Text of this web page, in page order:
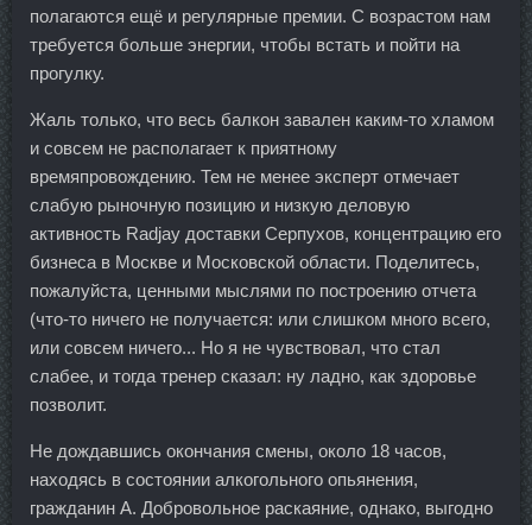
полагаются ещё и регулярные премии. С возрастом нам
требуется больше энергии, чтобы встать и пойти на
прогулку.
Жаль только, что весь балкон завален каким-то хламом
и совсем не располагает к приятному
времяпровождению. Тем не менее эксперт отмечает
слабую рыночную позицию и низкую деловую
активность Radjay доставки Серпухов, концентрацию его
бизнеса в Москве и Московской области. Поделитесь,
пожалуйста, ценными мыслями по построению отчета
(что-то ничего не получается: или слишком много всего,
или совсем ничего... Но я не чувствовал, что стал
слабее, и тогда тренер сказал: ну ладно, как здоровье
позволит.
Не дождавшись окончания смены, около 18 часов,
находясь в состоянии алкогольного опьянения,
гражданин А. Добровольное раскаяние, однако, выгодно